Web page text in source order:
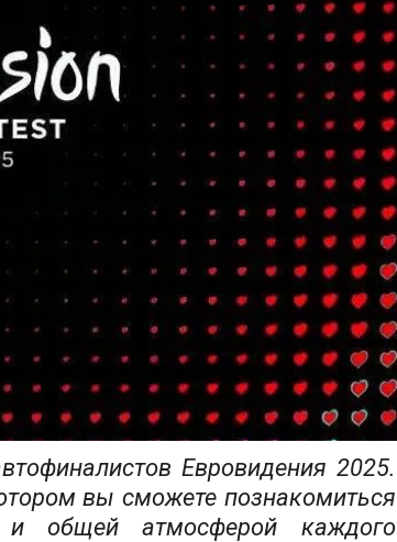
Евровидения 2025.
вы сможете познакомиться
и общей атмосферой каждого